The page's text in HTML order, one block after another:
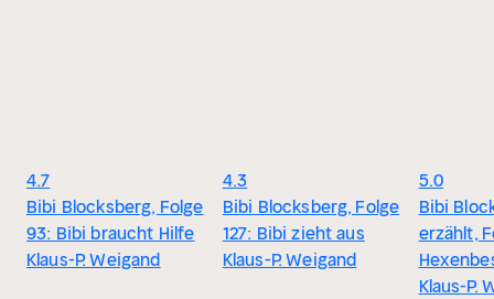
4.7
Bibi Blocksberg, Folge
93: Bibi braucht Hilfe
Klaus-P. Weigand
4.3
Bibi Blocksberg, Folge
127: Bibi zieht aus
Klaus-P. Weigand
5.0
Bibi
erzählt,
Klaus-P.